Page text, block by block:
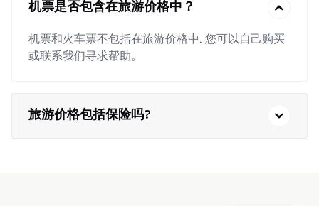
机票是否包含在旅游价格中？
机票和火车票不包括在旅游价格中. 您可以自己购买
或联系我们寻求帮助。
旅游价格包括保险吗?